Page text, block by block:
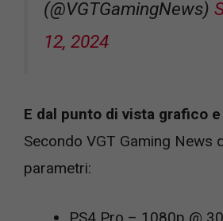
(@VGTGamingNews)
12, 2024
E dal punto di vista grafico
Secondo VGT Gaming News
parametri: